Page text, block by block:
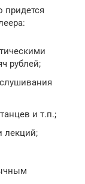
придется
рублей;
и т.п.;
лекций;